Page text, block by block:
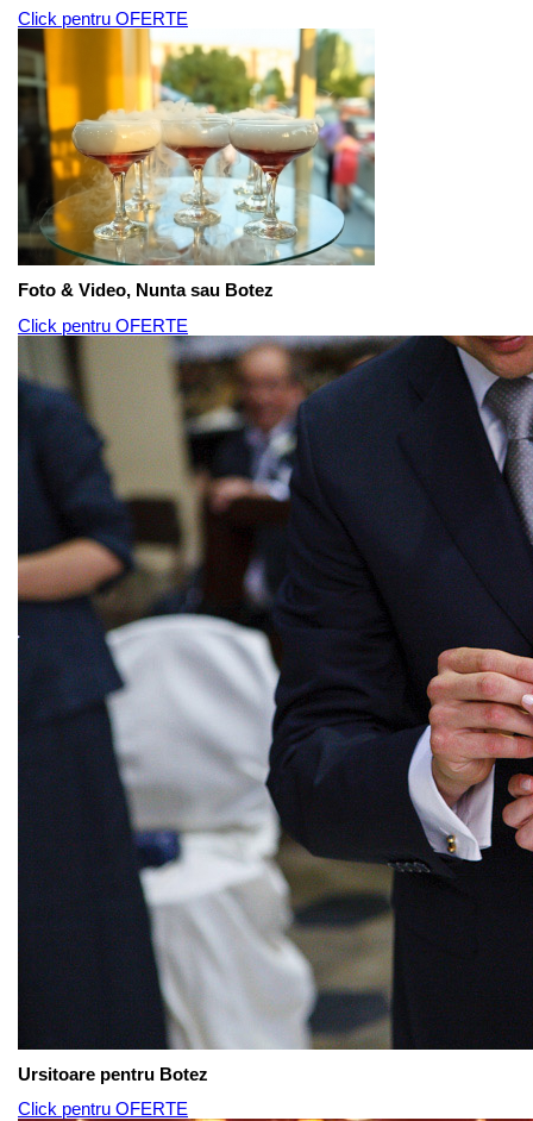
Click pentru OFERTE
Foto & Video, Nunta sau Botez
Click pentru OFERTE
Ursitoare pentru Botez
Click pentru OFERTE